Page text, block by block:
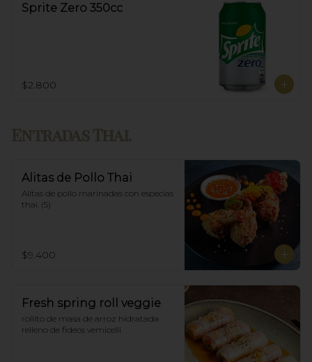
Sprite Zero 350cc
$2.800
Entradas Thai.
Alitas de Pollo Thai
Alitas de pollo marinadas con especias
thai. (5)
$9.400
Fresh spring roll veggie
rollito de masa de arroz hidratada
relleno de fideos vemicelli